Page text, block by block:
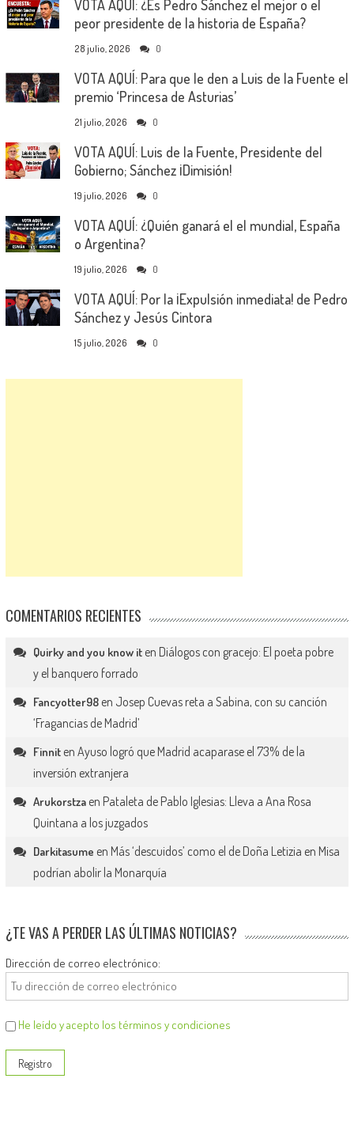
VOTA AQUÍ: ¿Es Pedro Sánchez el mejor o el
peor presidente de la historia de España?
28 julio, 2026 0
VOTA AQUÍ: Para que le den a Luis de la Fuente el
premio ‘Princesa de Asturias’
21 julio, 2026 0
VOTA AQUÍ: Luis de la Fuente, Presidente del
Gobierno; Sánchez ¡Dimisión!
19 julio, 2026 0
VOTA AQUÍ: ¿Quién ganará el el mundial, España
o Argentina?
19 julio, 2026 0
VOTA AQUÍ: Por la ¡Expulsión inmediata! de Pedro
Sánchez y Jesús Cintora
15 julio, 2026 0
COMENTARIOS RECIENTES
Quirky and you know iten Diálogos con gracejo: El poeta pobre
y el banquero forrado
Fancyotter98en Josep Cuevas reta a Sabina, con su canción
‘Fragancias de Madrid’
Finniten Ayuso logró que Madrid acaparase el 73% de la
inversión extranjera
Arukorstzaen Pataleta de Pablo Iglesias: Lleva a Ana Rosa
Quintana a los juzgados
Darkitasume en Más ‘descuidos’ como el de Doña Letizia en Misa
podrían abolir la Monarquía
¿TE VAS A PERDER LAS ÚLTIMAS NOTICIAS?
Dirección de correo electrónico:
He leído y acepto los términos y condiciones